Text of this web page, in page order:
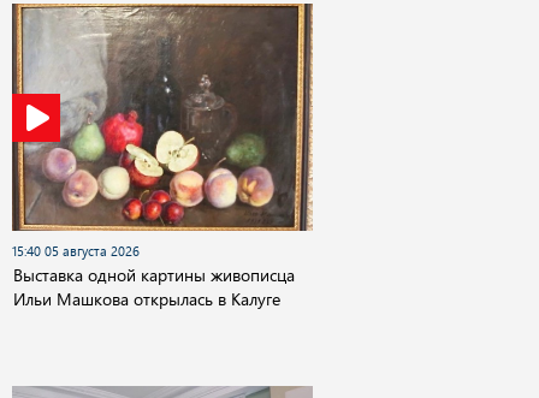
15:40 05 августа 2026
Выставка одной картины живописца
Ильи Машкова открылась в Калуге